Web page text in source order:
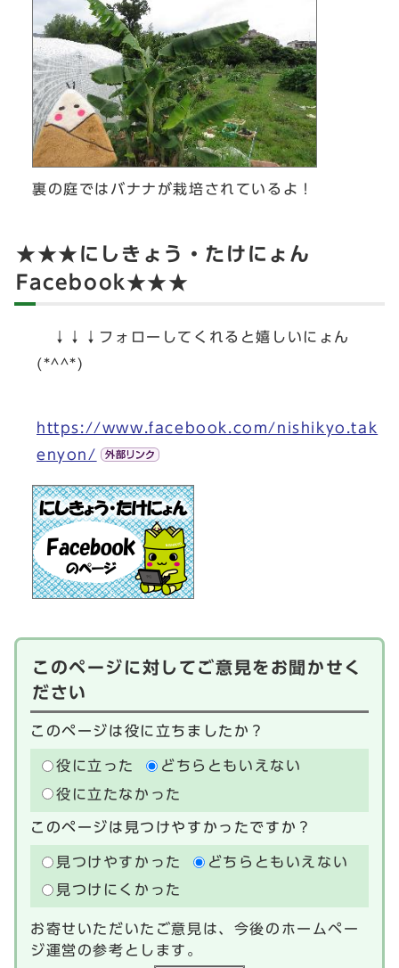
裏の庭ではバナナが栽培されているよ！
★★★にしきょう・たけにょん
Facebook★★★
↓↓↓フォローしてくれると嬉しいにょん
(*^^*)
https://www.facebook.com/nishikyo.tak
enyon/
このページに対してご意見をお聞かせく
ださい
このページは役に立ちましたか？
役に立った
どちらともいえない
役に立たなかった
このページは見つけやすかったですか？
見つけやすかった
どちらともいえない
見つけにくかった
お寄せいただいたご意見は、今後のホームペー
ジ運営の参考とします。